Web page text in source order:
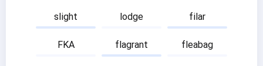
slight lodge
filar
FKA
flagrant
fleabag